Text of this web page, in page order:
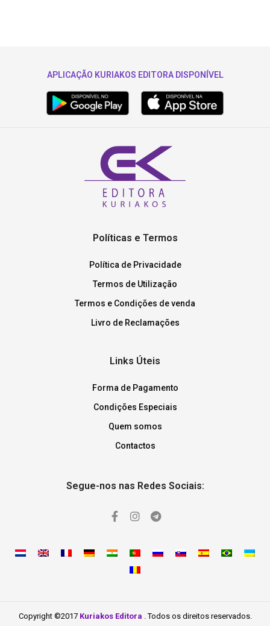
APLICAÇÃO KURIAKOS EDITORA DISPONÍVEL
Políticas e Termos
Política de Privacidade
Termos de Utilização
Termos e Condições de venda
Livro de Reclamações
Links Úteis
Forma de Pagamento
Condições Especiais
Quem somos
Contactos
Segue-nos nas Redes Sociais:
Copyright ©2017 Kuriakos Editora . Todos os direitos reservados.